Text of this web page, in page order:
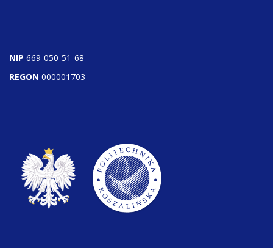
NIP 669-050-51-68
REGON 000001703